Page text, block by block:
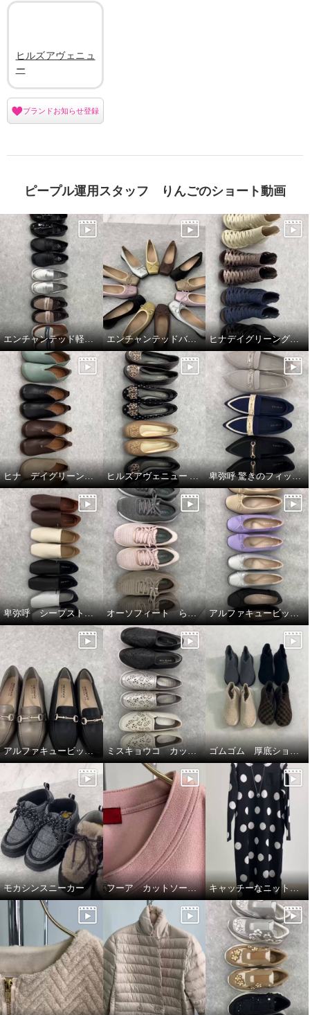
ヒルズアヴェニュー ＜日本製＞
ヒルズアヴェニュー ＜日本製＞
ヒルズアヴェニュ
ー
ブランドお知らせ登録
ピープル運用スタッフ りんごのショート動画
エンチャンテッド軽量コインローファー エンチャンテッドバレエシューズ ヒナデイグリーングラディエーターブーティ
ヒナ デイグリーン 上質素材が足をつつむ オブリークトゥシューズ ヒルズアヴェニュー ウェーブソールパンプス 卑弥呼 驚きのフィット感 すっと履ける ニットローファー
卑弥呼 シープストレッチレザー すっと履けるパンプス オーソフィート らくらくニットシューズ アルファキュービック リボンパンプス
アルファキュービック幅広ローファーシューズ ミスキョウコ カットワークシューズ ゴムゴム 厚底ショートブーツ🥾🤎
モカシンスニーカー フーア カットソープルオーバー キャッチーなニットワンピース